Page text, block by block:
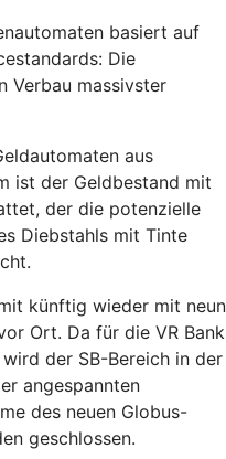
basiert auf
Die
Verbau massivster
aus
ist der Geldbestand mit
der die potenzielle
Diebstahls mit Tinte
künftig wieder mit neun
Ort. Da für die VR Bank
der SB-Bereich in der
angespannten
des neuen Globus-
geschlossen.